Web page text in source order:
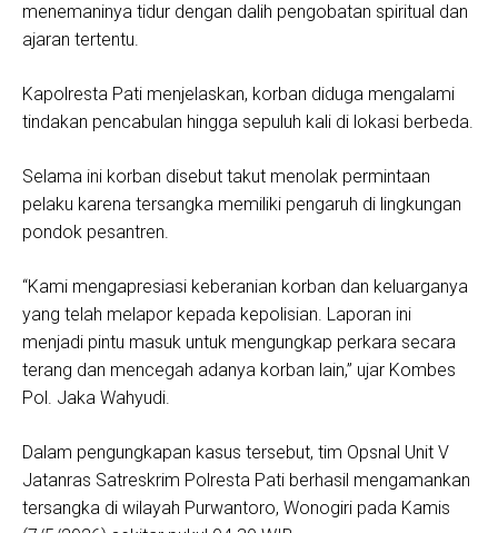
menemaninya tidur dengan dalih pengobatan spiritual dan
ajaran tertentu.
Kapolresta Pati menjelaskan, korban diduga mengalami
tindakan pencabulan hingga sepuluh kali di lokasi berbeda.
Selama ini korban disebut takut menolak permintaan
pelaku karena tersangka memiliki pengaruh di lingkungan
pondok pesantren.
“Kami mengapresiasi keberanian korban dan keluarganya
yang telah melapor kepada kepolisian. Laporan ini
menjadi pintu masuk untuk mengungkap perkara secara
terang dan mencegah adanya korban lain,” ujar Kombes
Pol. Jaka Wahyudi.
Dalam pengungkapan kasus tersebut, tim Opsnal Unit V
Jatanras Satreskrim Polresta Pati berhasil mengamankan
tersangka di wilayah Purwantoro, Wonogiri pada Kamis